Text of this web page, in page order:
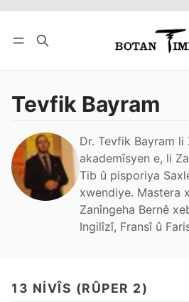
bişopîne
Tevfik Bayram
Dr. Tevfik Bayram
akademîsyen e, li
Tib û pisporiya
xwendiye. Mastera
Zanîngeha Bernê
Ingilîzî, Fransî û
13 NIVÎS (RÛPER 2)